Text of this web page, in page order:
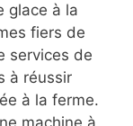
glace à la
fiers de
services de
à réussir
à la ferme.